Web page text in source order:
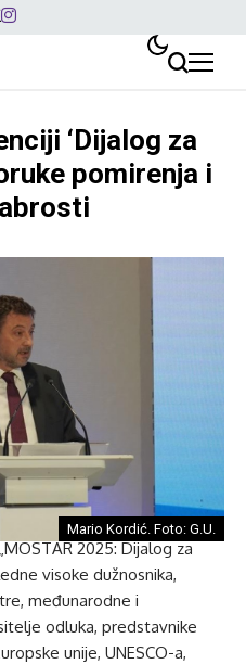
‘Dijalog za
pomirenja i
Mario Kordić. Foto: G.U.
2025: Dijalog za
visoke dužnosnika,
međunarodne i
odluka, predstavnike
unije, UNESCO-a,